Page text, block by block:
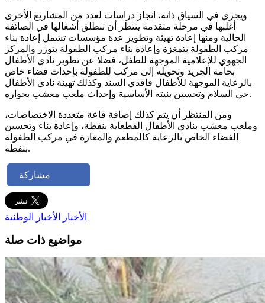
ويجري في السياق ذاته، انجاز دراسات لعدد من المشاريع الأخرى
أغلبها في مرحلة متقدمة ينتظر أن تنطلق أشغالها في الصائفة
الحالية ومنها إعادة تهيئة وتطوير عدة مؤسسات تشمل إعادة بناء
مركب الطفولة بتمغزة وإعادة بناء مركب الطفولة بتوزر والمركز
الجهوي للإعلامية الموجهة للطفل، فضلا عن تطوير نادي الأطفال
بحامة الجريد وتحويله إلى مركب للطفولة بإحداث فضاء خاص
بالرعاية الموجهة للأطفال فاقدي السند وكذلك تهيئة نادي الأطفال
حي السلام وتحسين بنيته الأساسية وإحداث ملعب معشب بجواره.
ومن المنتظر أن يتم كذلك إضافة قاعة متعددة الاختصاصات،
وملعب معشب بنادي الأطفال القطعاية بنفطة، وإعادة بناء وتحسين
الفضاء الخاص بالرعاية كالمطعم والمغازة في مركب الطفولة
بنفطة.
مشاركة
الأخبار الأخبار الوطنية
مواضيع ذات صلة